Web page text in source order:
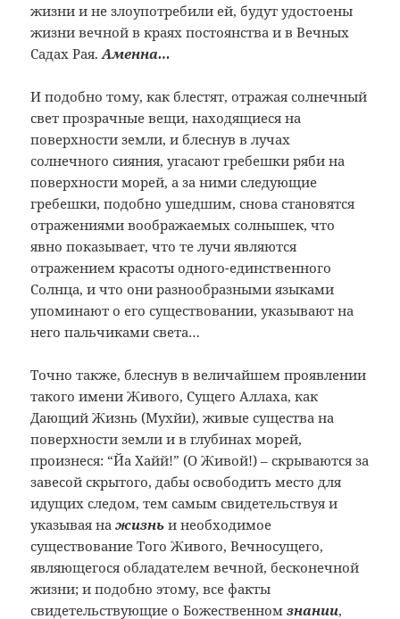
жизни и не злоупотребили ей, будут удостоены
жизни вечной в краях постоянства и в Вечных
Садах Рая.Аменна…
И подобно тому, как блестят, отражая солнечный
свет прозрачные вещи, находящиеся на
поверхности земли, и блеснув в лучах
солнечного сияния, угасают гребешки ряби на
поверхности морей, а за ними следующие
гребешки, подобно ушедшим, снова становятся
отражениями воображаемых солнышек, что
явно показывает, что те лучи являются
отражением красоты одного-единственного
Солнца, и что они разнообразными языками
упоминают о его существовании, указывают на
него пальчиками света…
Точно также, блеснув в величайшем проявлении
такого имени Живого, Сущего Аллаха, как
Дающий Жизнь (Мухйи), живые существа на
поверхности земли и в глубинах морей,
произнеся: “Йа Хайй!” (О Живой!) – скрываются за
завесой скрытого, дабы освободить место для
идущих следом, тем самым свидетельствуя и
указывая нажизнь и необходимое
существование Того Живого, Вечносущего,
являющегося обладателем вечной, бесконечной
жизни; и подобно этому, все факты
свидетельствующие о Божественномзнании,